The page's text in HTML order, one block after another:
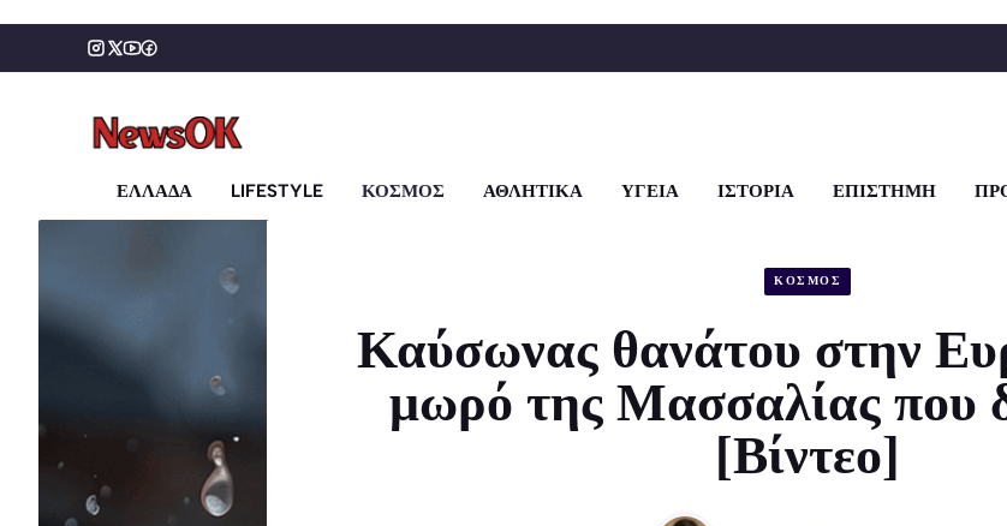
περιεχόμενο
ΕΛΛΑΔΑ LIFESTYLE ΚΟΣΜΟΣ ΑΘΛΗΤΙΚΑ ΥΓΕΙΑ ΙΣΤΟΡΙΑ ΕΠΙΣΤΗΜΗ
ΚΟΣΜΟΣ
Καύσωνας θανάτου στην
μωρό της Μασσαλίας που
[Βίντεο]